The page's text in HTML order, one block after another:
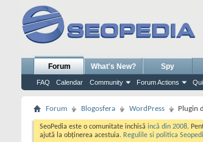
Forum
FAQ Calendar Community Forum Actions
What's New? Spy
Forum Blogosfera WordPress Plugin
SeoPedia este o comunitate inchisă incă din 2008.
ajută la obținerea acestuia. Regulile si politica